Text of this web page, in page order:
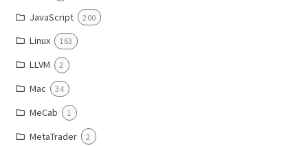
JavaScript 200
Linux 163
LLVM 2
Mac 34
MeCab 1
MetaTrader 2